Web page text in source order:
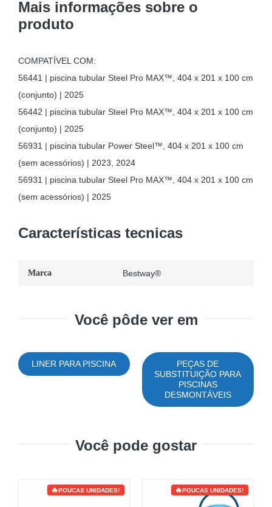
Mais informações sobre o
produto
COMPATÍVEL COM:
56441 | piscina tubular Steel Pro MAX™, 404 x 201 x 100 cm
(conjunto) | 2025
56442 | piscina tubular Steel Pro MAX™, 404 x 201 x 100 cm
(conjunto) | 2025
56931 | piscina tubular Power Steel™, 404 x 201 x 100 cm
(sem acessórios) | 2023, 2024
56931 | piscina tubular Steel Pro MAX™, 404 x 201 x 100 cm
(sem acessórios) | 2025
Características tecnicas
Marca Bestway®
Você pôde ver em
LINER PARA PISCINA
PEÇAS DE
SUBSTITUIÇÃO PARA
PISCINAS
DESMONTÁVEIS
Você pode gostar
POUCAS UNIDADES! POUCAS UNIDADES!